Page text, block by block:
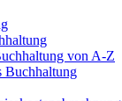
von A-Z
Buchhaltung